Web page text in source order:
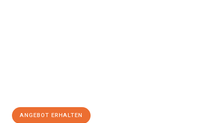
ANGEBOT ERHALTEN